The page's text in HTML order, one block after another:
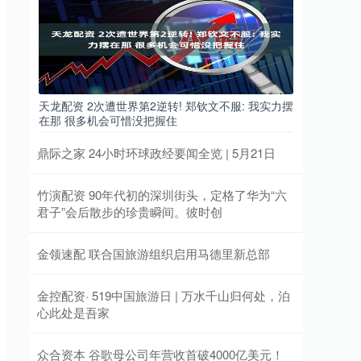
天龙配资 2次遭世界第2逆转! 郑钦文不服: 我实力摆
在那 很多机会可惜没把握住
鼎际之家 24小时环球政经要闻全览 | 5月21日
竹演配资 90年代初的深圳街头，定格了华为“六
君子”会后散步的珍贵瞬间。彼时创
金领速配 联合国旅游组织启用马德里新总部
金控配资· 519中国旅游日 | 万水千山归何处，泊
心此处是吾家
众合资本 谷歌母公司年营收首破4000亿美元！